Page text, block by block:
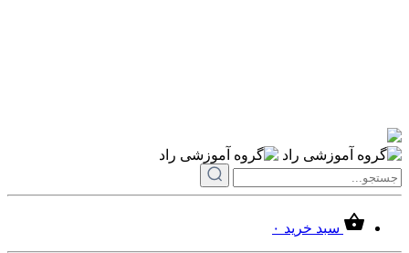
سبد خرید ۰